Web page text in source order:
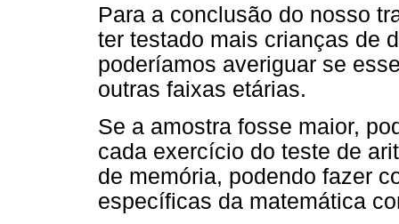
Para a conclusão do nosso
ter testado mais crianças de
poderíamos averiguar se
outras faixas etárias.
Se a amostra fosse maior,
cada exercício do teste de
de memória, podendo fazer
específicas da matemática